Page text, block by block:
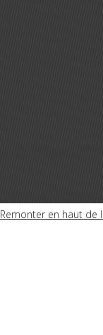
Remonter en haut de